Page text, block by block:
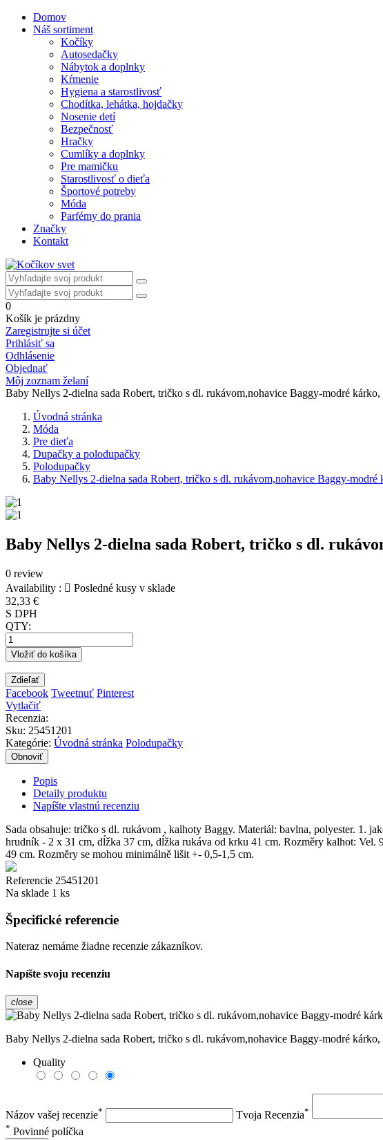
Domov
Náš sortiment
Kočíky
Autosedačky
Nábytok a doplnky
Kŕmenie
Hygiena a starostlivosť
Chodítka, lehátka, hojdačky
Nosenie detí
Bezpečnosť
Hračky
Cumlíky a doplnky
Pre mamičku
Starostlivosť o dieťa
Športové potreby
Móda
Parfémy do prania
Značky
Kontakt
0
Košík je prázdny
Zaregistrujte si účet
Prihlásiť sa
Odhlásenie
Objednať
Môj zoznam želaní
Baby Nellys 2-dielna sada Robert, tričko s dl. rukávom,nohavice Baggy-modré
Úvodná stránka
Móda
Pre dieťa
Dupačky a polodupačky
Polodupačky
Baby Nellys 2-dielna sada Robert, tričko s dl. rukávom,nohavice Baggy-modré
Baby Nellys 2-dielna sada Robert, tričko s dl.
0 review
Availability :  Posledné kusy v sklade
32,33 €
S DPH
QTY:
Vložiť do košíka
Zdieľať
Facebook Tweetnuť Pinterest
Vytlačiť
Recenzia:
Sku: 25451201
Kategórie: Úvodná stránka Polodupačky
Popis
Detaily produktu
Napíšte vlastnú recenziu
Sada obsahuje: tričko s dl. rukávom , kalhoty Baggy. Materiál: bavlna, polyester. 1.
hrudník - 2 x 31 cm, dĺžka 37 cm, dĺžka rukáva od krku 41 cm. Rozměry kalhot:
49 cm. Rozměry se mohou minimálně lišit +- 0,5-1,5 cm.
Referencie 25451201
Na sklade 1 ks
Špecifické referencie
Nateraz nemáme žiadne recenzie zákazníkov.
Napíšte svoju recenziu
close
Baby Nellys 2-dielna sada Robert, tričko s dl. rukávom,nohavice Baggy-modré
Quality
Názov vašej recenzie* Tvoja Recenzia*
* Povinné políčka